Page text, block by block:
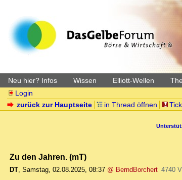
Neu hier? Infos Wissen Elliott-Wellen
Login
zurück zur Hauptseite
in Thread öffnen
Zu den Jahren. (mT)
DT, Samstag, 02.08.2025, 08:37 @ BerndBorchert 4740